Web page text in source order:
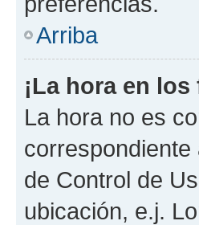
Arriba
¡La hora en
La hora no es
de Control de
ubicación, e.j.